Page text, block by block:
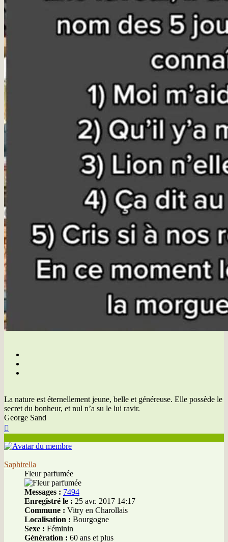
La nature est éternellement jeune, belle et généreuse. Elle possède le
secret du bonheur, et nul n’a su le lui ravir.
George Sand
Saphirella
Fleur parfumée
Messages : 7494
Enregistré le : 25 avr. 2017 14:17
Commune : Vitry en Charollais
Localisation : Bourgogne
Sexe : Féminin
Génération : 60 ans et plus